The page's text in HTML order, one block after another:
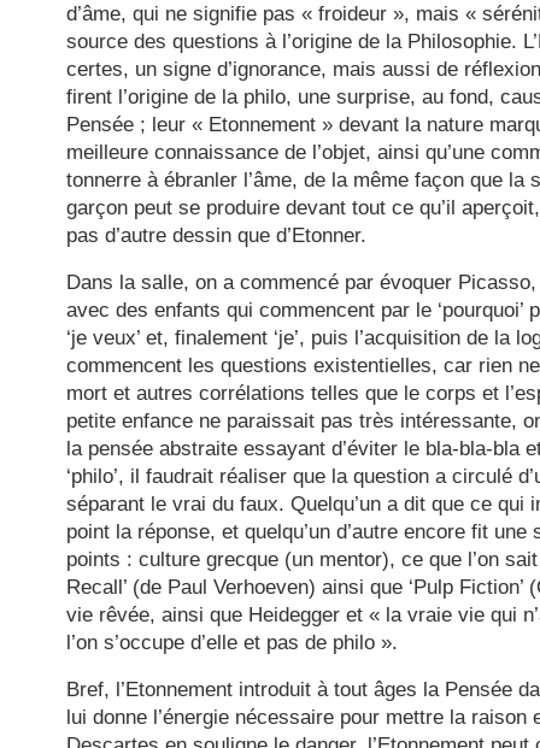
d’âme, qui ne signifie pas « froideur », mais «
source des questions à l’origine de la Philosophie.
certes, un signe d’ignorance, mais aussi de
firent l’origine de la philo, une surprise, au fond,
Pensée ; leur « Etonnement » devant la nature
meilleure connaissance de l’objet, ainsi qu’une
tonnerre à ébranler l’âme, de la même façon que la
garçon peut se produire devant tout ce qu’il
pas d’autre dessin que d’Etonner.
Dans la salle, on a commencé par évoquer
avec des enfants qui commencent par le ‘pourquoi’
‘je veux’ et, finalement ‘je’, puis l’acquisition de la
commencent les questions existentielles, car rien
mort et autres corrélations telles que le corps et
petite enfance ne paraissait pas très intéressante,
la pensée abstraite essayant d’éviter le bla-bla-bla
‘philo’, il faudrait réaliser que la question a circulé
séparant le vrai du faux. Quelqu’un a dit que ce qui
point la réponse, et quelqu’un d’autre encore fit
points : culture grecque (un mentor), ce que l’on
Recall’ (de Paul Verhoeven) ainsi que ‘Pulp Fiction’
vie rêvée, ainsi que Heidegger et « la vraie vie qui
l’on s’occupe d’elle et pas de philo ».
Bref, l’Etonnement introduit à tout âges la Pensée
lui donne l’énergie nécessaire pour mettre la raison